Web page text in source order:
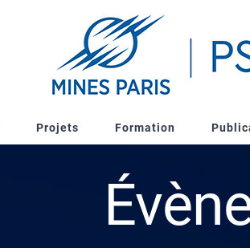
Projets Formation